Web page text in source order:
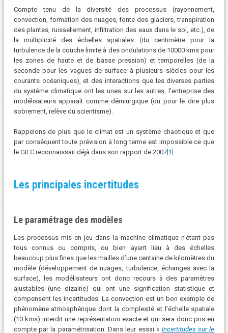
Compte tenu de la diversité des processus (rayonnement,
convection, formation des nuages, fonte des glaciers, transpiration
des plantes, ruissellement, infiltration des eaux dans le sol, etc.), de
la multiplicité des échelles spatiales (du centimètre pour la
turbulence de la couche limite à des ondulations de 10000 kms pour
les zones de haute et de basse pression) et temporelles (de la
seconde pour les vagues de surface à plusieurs siècles pour les
courants océaniques), et des interactions que les diverses parties
du système climatique ont les unes sur les autres, l’entreprise des
modélisateurs apparaît comme démiurgique (ou pour le dire plus
sobrement, relève du scientisme).
Rappelons de plus que le climat est un système chaotique et que
par conséquent toute prévision à long terme est impossible ce que
le GIEC reconnaissait déjà dans son rapport de 2007[1]
Les principales incertitudes
Le paramétrage des modèles
Les processus mis en jeu dans la machine climatique n’étant pas
tous connus ou compris, ou bien ayant lieu à des échelles
beaucoup plus fines que les mailles d’une centaine de kilomètres du
modèle (développement de nuages, turbulence, échanges avec la
surface), les modélisateurs ont donc recours à des paramètres
ajustables (une dizaine) qui ont une signification statistique et
compensent les incertitudes. La convection est un bon exemple de
phénomène atmosphérique dont la complexité et l’échelle spatiale
(10 kms) interdit une représentation exacte et qui sera donc pris en
compte par la paramétrisation. Dans leur essai « Incertitudes sur le